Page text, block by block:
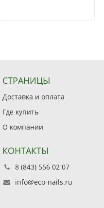
СТРАНИЦЫ
Доставка и оплата
Где купить
О компании
КОНТАКТЫ
8 (843) 556 02 07
info@eco-nails.ru